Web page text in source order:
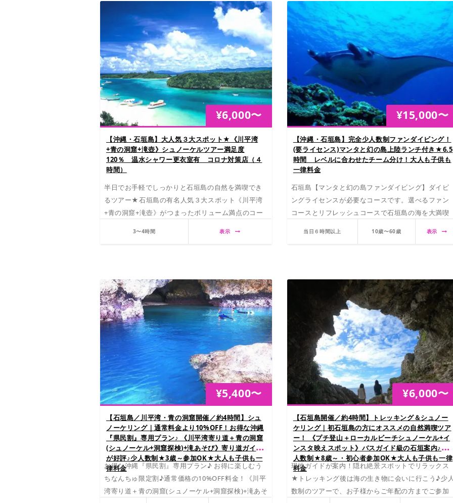
¥6,000〜
【沖縄・石垣島】大人気３大スポット★《川平湾
+青の洞窟+滝壺》シュノーケルツアー満足度
120％ 温水シャワー更衣室有 コロナ対策店（４
時間）
半日でお手軽でしっかりと石垣島の自然を満喫でき
るツアー★石垣島の有名人気３大スポット《川平湾
+青の洞窟+滝壺》がつまったボリューム満点のコー
3〜4時間 表示
¥15,000〜
【沖縄・石垣島】完全少人数制ファンダイビング！
(要ライセンス)マンタと幻の島上陸ランチ付き★6.5
時間 レベルに合わせたチーム分け！大人も子供も
一律料金
石垣島【マンタと幻の島ファンダイビング】ダイビ
ングライセンスが必要なコースです。選べるファン
コースとリフレッシュコースで石垣島の海を大満喫
当日６時間以上 10歳〜60歳 表示
¥5,400〜
【石垣島／川平湾・青の洞窟開催／約4時間】シュ
ノーケリング｜通常料金より10%OFF！お得な沖縄
『県民割』専用プラン♪ 《川平湾寄り道＋青の洞窟
(シュノーケル+洞窟探検)+滝あそび》寄り道ガイド
が好評♪少人数制★3歳～参加OK★大人も子供も一
律料金
お得な沖縄『県民割』専用プラン♪ お得に楽しむう
ちなんちゅ限定割♪通常価格の10%OFF料金！《川平
湾寄り道＋青の洞窟(シュノーケル+洞窟探検)+滝あそ
¥6,000〜
【石垣島開催／約4時間】トレッキング＆シュノー
ケリング｜初石垣島の方にオススメの自然満喫ツア
ー！ 《プチ登山＋ローカルビーチシュノーケル+イ
ンスタ映えスポット》バスガイド級の石垣案内♪少
人数制★8歳～・初心者参加OK★大人も子供も一律
料金
現地ガイドが案内！隠れ絶景スポットでリラックス
★トレッキング後は海の生き物に会いに行こう♪少
数制のツアーで、お子様からご年配の方までご参加